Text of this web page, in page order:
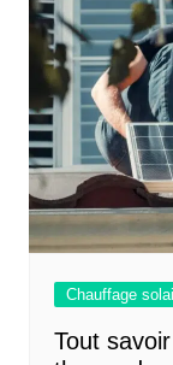
Chauffage
Tout